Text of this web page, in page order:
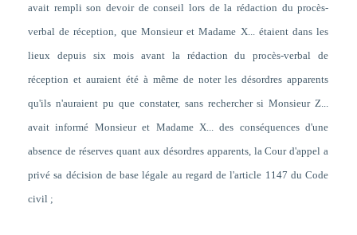
avait rempli son devoir de conseil lors de la rédaction du procès-
verbal de réception, que Monsieur et Madame X... étaient dans les
lieux depuis six mois avant la rédaction du procès-verbal de
réception et auraient été à même de noter les désordres apparents
qu'ils n'auraient pu que constater, sans rechercher si Monsieur Z...
avait informé Monsieur et Madame X... des conséquences d'une
absence de réserves quant aux désordres apparents, la Cour d'appel a
privé sa décision de base légale au regard de l'article 1147 du Code
civil ;